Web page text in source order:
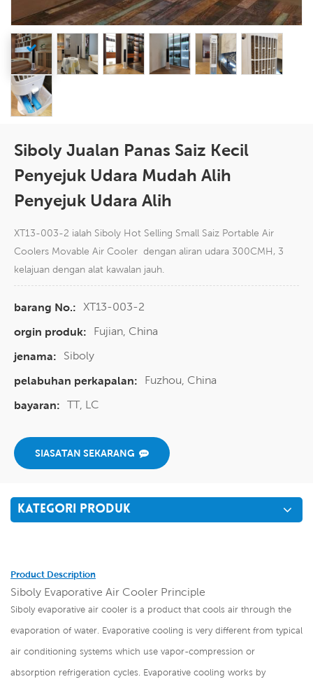
Siboly Jualan Panas Saiz Kecil
Penyejuk Udara Mudah Alih
Penyejuk Udara Alih
XT13-003-2 ialah Siboly Hot Selling Small Saiz Portable Air
Coolers Movable Air Cooler dengan aliran udara 300CMH, 3
kelajuan dengan alat kawalan jauh.
barang No.: XT13-003-2
orgin produk:
Fujian, China
jenama:
Siboly
pelabuhan perkapalan:
Fuzhou, China
bayaran: TT, LC
SIASATAN SEKARANG
KATEGORI PRODUK
Product Description
Siboly Evaporative Air Cooler Principle
Siboly evaporative air cooler is a product that cools air through the
evaporation of water. Evaporative cooling is very different from typical
air conditioning systems which use vapor-compression or
absorption refrigeration cycles. Evaporative cooling works by